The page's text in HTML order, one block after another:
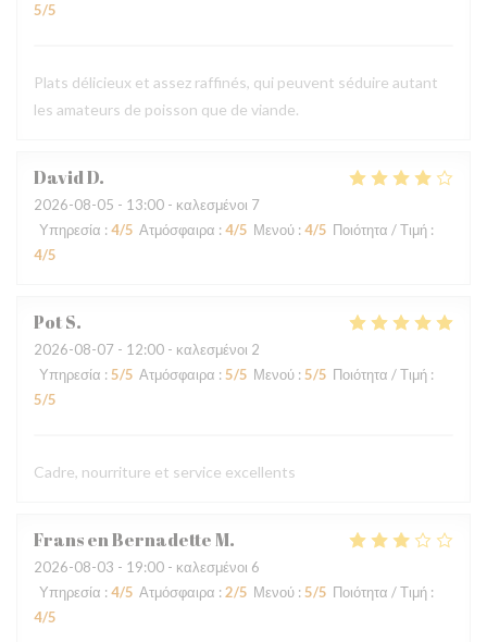
5/5
Plats délicieux et assez raffinés, qui peuvent séduire autant
les amateurs de poisson que de viande.
DavidD
2026-08-05 - 13:00 - καλεσμένοι 7
Υπηρεσία : 4/5 Ατμόσφαιρα : 4/5 Μενού : 4/5 Ποιότητα / Τιμή :
4/5
PotS
2026-08-07 - 12:00 - καλεσμένοι 2
Υπηρεσία : 5/5 Ατμόσφαιρα : 5/5 Μενού : 5/5 Ποιότητα / Τιμή :
5/5
Cadre, nourriture et service excellents
Frans en BernadetteM
2026-08-03 - 19:00 - καλεσμένοι 6
Υπηρεσία : 4/5 Ατμόσφαιρα : 2/5 Μενού : 5/5 Ποιότητα / Τιμή :
4/5